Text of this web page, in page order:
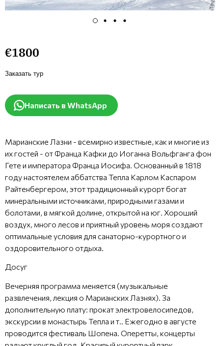
€1800
Заказать тур
Написать в WhatsApp
Марианские Лазни - всемирно известные, как и многие из
их гостей - от Франца Кафки до Иоганна Вольфганга фон
Гете и императора Франца Иосифа. Основанный в 1818
году настоятелем аббатства Тепла Карлом Каспаром
Райтенбергером, этот традиционный курорт богат
минеральными источниками, природными газами и
болотами, в мягкой долине, открытой на юг. Хороший
воздух, много лесов и приятный уровень моря создают
оптимальные условия для санаторно-курортного и
оздоровительного отдыха.
Досуг
Вечерняя программа меняется (музыкальные
развлечения, лекция о Марианских Лазнях). За
дополнительную плату: прокат электровелосипедов,
экскурсии в монастырь Тепла и т.. Ежегодно в августе
проводится фестиваль Шопена. Оперетты, концерты